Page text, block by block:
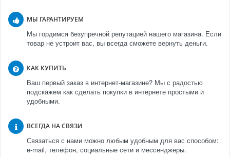
МЫ ГАРАНТИРУЕМ
Мы гордимся безупречной репутацией нашего магазина. Если
товар не устроит вас, вы всегда сможете вернуть деньги.
КАК КУПИТЬ
Ваш первый заказ в интернет-магазине? Мы с радостью
подскажем как сделать покупки в интернете простыми и
удобными.
ВСЕГДА НА СВЯЗИ
Связаться с нами можно любым удобным для вас способом:
e-mail, телефон, социальные сети и мессенджеры.